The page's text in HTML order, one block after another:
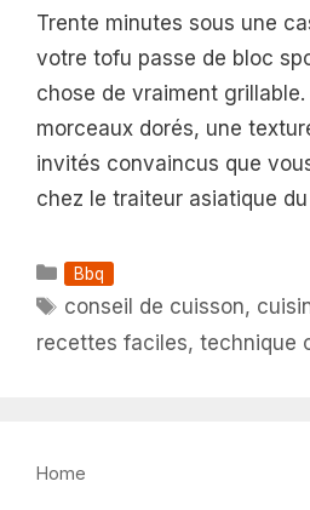
Trente minutes sous une
votre tofu passe de bloc
chose de vraiment grillable.
morceaux dorés, une
invités convaincus que
chez le traiteur asiatique
Catégories
Bbq
Étiquettes
conseil de cuisson,
recettes faciles, technique
Home